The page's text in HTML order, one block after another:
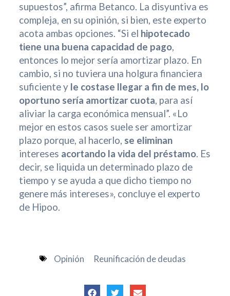
supuestos”, afirma Betanco. La disyuntiva es
compleja, en su opinión, si bien, este experto
acota ambas opciones. “Si el hipotecado
tiene una buena capacidad de pago,
entonces lo mejor sería amortizar plazo. En
cambio, si no tuviera una holgura financiera
suficiente y le costase llegar a fin de mes, lo
oportuno sería amortizar cuota, para así
aliviar la carga económica mensual”. «Lo
mejor en estos casos suele ser amortizar
plazo porque, al hacerlo, se eliminan
intereses acortando la vida del préstamo. Es
decir, se liquida un determinado plazo de
tiempo y se ayuda a que dicho tiempo no
genere más intereses», concluye el experto
de Hipoo.
Opinión Reunificación de deudas